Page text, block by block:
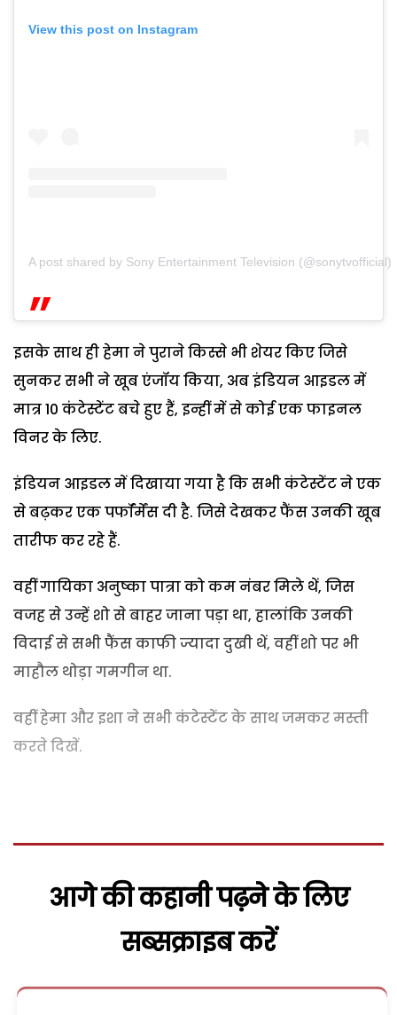
View this post on Instagram
A post shared by Sony Entertainment Television (@sonytvofficial)
इसके साथ ही हेमा ने पुराने किस्से भी शेयर किए जिसे
सुनकर सभी ने खूब एंजॉय किया, अब इंडियन आइडल में
मात्र 10 कंटेस्टेंट बचे हुए हैं, इन्हीं में से कोई एक फाइनल
विनर के लिए.
इंडियन आइडल में दिखाया गया है कि सभी कंटेस्टेंट ने एक
से बढ़कर एक पर्फॉर्मेंस दी है. जिसे देखकर फैंस उनकी खूब
तारीफ कर रहे हैं.
वहीं गायिका अनुष्का पात्रा को कम नंबर मिले थें, जिस
वजह से उन्हें शो से बाहर जाना पड़ा था, हालांकि उनकी
विदाई से सभी फैंस काफी ज्यादा दुखी थें, वहीं शो पर भी
माहौल थोड़ा गमगीन था.
वहीं हेमा और इशा ने सभी कंटेस्टेंट के साथ जमकर मस्ती
करते दिखें.
आगे की कहानी पढ़ने के लिए
सब्सक्राइब करें